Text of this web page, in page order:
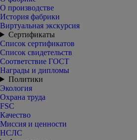
О производстве
История фабрики
Виртуальная экскурсия
Сертификаты
Список сертификатов
Список свидетельств
Соответствие ГОСТ
Награды и дипломы
Политики
Экология
Охрана труда
FSC
Качество
Миссия и ценности
НСЛС